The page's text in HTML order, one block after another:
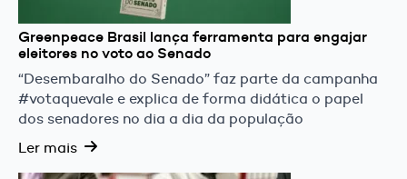
Greenpeace Brasil lança ferramenta para engajar
eleitores no voto ao Senado
“Desembaralho do Senado” faz parte da campanha
#votaquevale e explica de forma didática o papel
dos senadores no dia a dia da população
Ler mais